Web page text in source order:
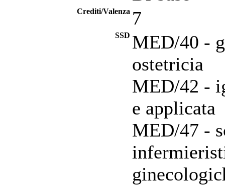
Crediti/Valenza 7
SSD MED/40 -
ostetricia
MED/42 -
e applicata
MED/47 -